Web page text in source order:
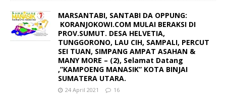
MARSANTABI, SANTABI DA OPPUNG:
KORANJOKOWI.COM MULAI BERAKSI DI
PROV.SUMUT. DESA HELVETIA,
TUNGGORONO, LAU CIH, SAMPALI, PERCUT
SEI TUAN, SIMPANG AMPAT ASAHAN &
MANY MORE – (2), Selamat Datang
,”KAMPOENG MANASIK” KOTA BINJAI
SUMATERA UTARA.
24 April 2021 16